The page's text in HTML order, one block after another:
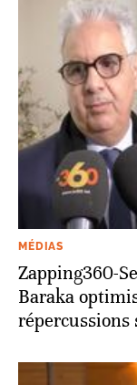
MÉDIAS
Zapping360-
Baraka
répercussions